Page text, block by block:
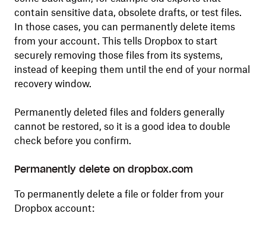
contain sensitive data, obsolete drafts, or test files.
In those cases, you can permanently delete items
from your account. This tells Dropbox to start
securely removing those files from its systems,
instead of keeping them until the end of your normal
recovery window.
Permanently deleted files and folders generally
cannot be restored, so it is a good idea to double
check before you confirm.
Permanently delete on dropbox.com
To permanently delete a file or folder from your
Dropbox account: